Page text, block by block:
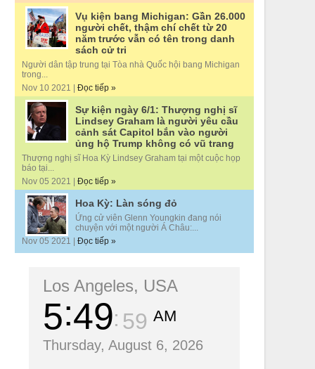
Vụ kiện bang Michigan: Gần 26.000
người chết, thậm chí chết từ 20
năm trước vẫn có tên trong danh
sách cử tri
Người dân tập trung tại Tòa nhà Quốc hội bang Michigan
trong...
Nov 10 2021 | Đọc tiếp »
Sự kiện ngày 6/1: Thượng nghị sĩ
Lindsey Graham là người yêu cầu
cảnh sát Capitol bắn vào người
ủng hộ Trump không có vũ trang
Thượng nghị sĩ Hoa Kỳ Lindsey Graham tại một cuộc họp
báo tại...
Nov 05 2021 | Đọc tiếp »
Hoa Kỳ: Làn sóng đỏ
Ứng cử viên Glenn Youngkin đang nói
chuyện với một người Á Châu:...
Nov 05 2021 | Đọc tiếp »
Los Angeles, USA
5 50 00 AM
Thursday, August 6, 2026